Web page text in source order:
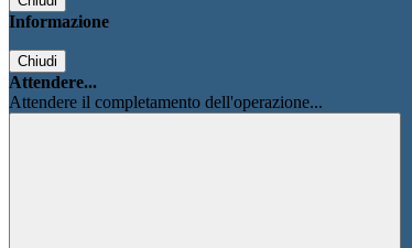
Informazione
Chiudi
Attendere...
Attendere il completamento dell'operazione...